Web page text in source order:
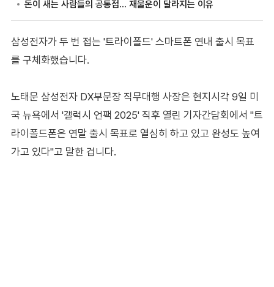
삼성전자가 두 번 접는 '트라이폴드' 스마트폰 연내 출시 목표
를 구체화했습니다.
노태문 삼성전자 DX부문장 직무대행 사장은 현지시각 9일 미
국 뉴욕에서 '갤럭시 언팩 2025' 직후 열린 기자간담회에서 "트
라이폴드폰은 연말 출시 목표로 열심히 하고 있고 완성도 높여
가고 있다"고 말한 겁니다.